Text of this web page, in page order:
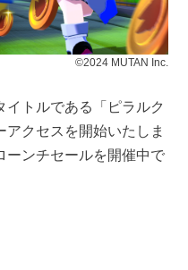
©2024 MUTAN Inc.
イトルである「ピラルク
クセスを開始いたしま
ーンチセールを開催中で